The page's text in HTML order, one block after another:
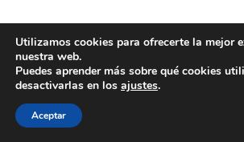
Utilizamos cookies para ofrecerte la mejor
nuestra web.
Puedes aprender más sobre qué cookies
desactivarlas en los ajustes.
Aceptar